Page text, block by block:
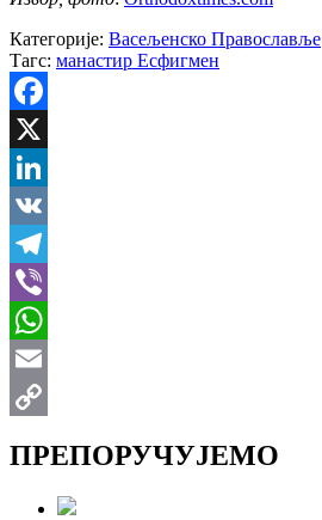
Категорије: Васељенско Православље
Тагс: манастир Есфигмен
Facebook
X
LinkedIn
VK
Telegram
Viber
WhatsApp
Email
ПРЕПОРУЧУЈЕМО